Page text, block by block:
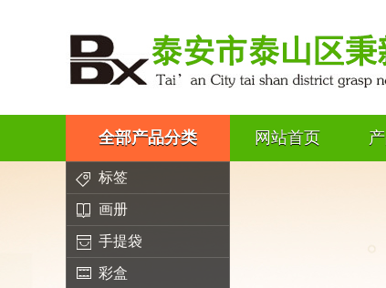
全部产品分类 网站首页
标签
画册
手提袋
彩盒